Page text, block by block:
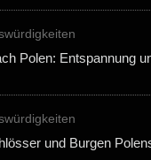
Polen: Entspannung
und Burgen